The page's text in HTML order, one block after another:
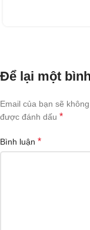
Để lại một
Email của bạn sẽ
được đánh dấu *
Bình luận *